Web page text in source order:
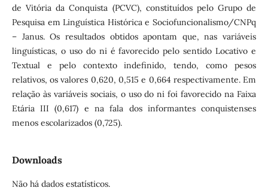
de Vitória da Conquista (PCVC), constituídos pelo Grupo de
Pesquisa em Linguística Histórica e Sociofuncionalismo/CNPq
– Janus. Os resultados obtidos apontam que, nas variáveis
linguísticas, o uso do ni é favorecido pelo sentido Locativo e
Textual e pelo contexto indefinido, tendo, como pesos
relativos, os valores 0,620, 0,515 e 0,664 respectivamente. Em
relação às variáveis sociais, o uso do ni foi favorecido na Faixa
Etária III (0,617) e na fala dos informantes conquistenses
menos escolarizados (0,725).
Downloads
Não há dados estatísticos.